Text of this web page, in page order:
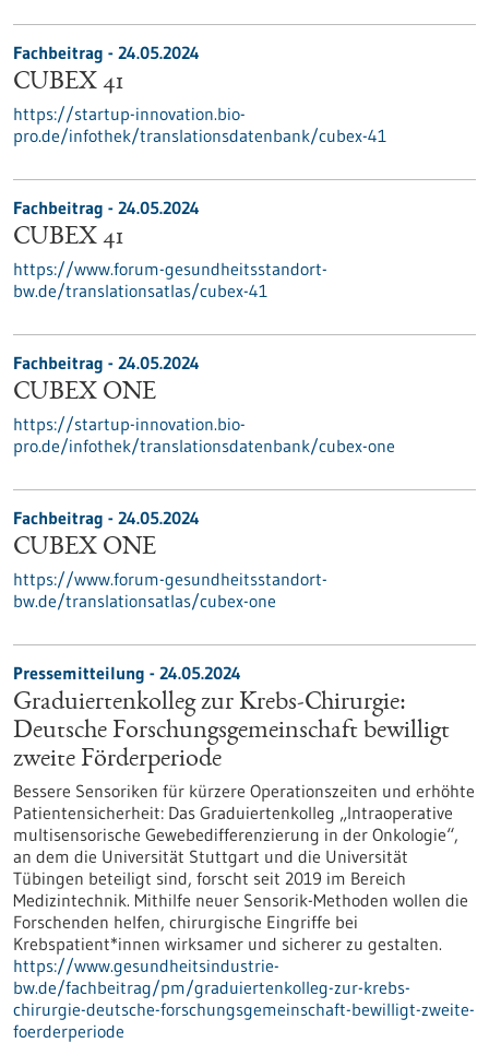
Fachbeitrag - 24.05.2024
CUBEX 41
https://startup-innovation.bio-
pro.de/infothek/translationsdatenbank/cubex-41
Fachbeitrag - 24.05.2024
CUBEX 41
https://www.forum-gesundheitsstandort-
bw.de/translationsatlas/cubex-41
Fachbeitrag - 24.05.2024
CUBEX ONE
https://startup-innovation.bio-
pro.de/infothek/translationsdatenbank/cubex-one
Fachbeitrag - 24.05.2024
CUBEX ONE
https://www.forum-gesundheitsstandort-
bw.de/translationsatlas/cubex-one
Pressemitteilung - 24.05.2024
Graduiertenkolleg zur Krebs-Chirurgie:
Deutsche Forschungsgemeinschaft bewilligt
zweite Förderperiode
Bessere Sensoriken für kürzere Operationszeiten und erhöhte
Patientensicherheit: Das Graduiertenkolleg „Intraoperative
multisensorische Gewebedifferenzierung in der Onkologie“,
an dem die Universität Stuttgart und die Universität
Tübingen beteiligt sind, forscht seit 2019 im Bereich
Medizintechnik. Mithilfe neuer Sensorik-Methoden wollen die
Forschenden helfen, chirurgische Eingriffe bei
Krebspatient*innen wirksamer und sicherer zu gestalten.
https://www.gesundheitsindustrie-
bw.de/fachbeitrag/pm/graduiertenkolleg-zur-krebs-
chirurgie-deutsche-forschungsgemeinschaft-bewilligt-zweite-
foerderperiode